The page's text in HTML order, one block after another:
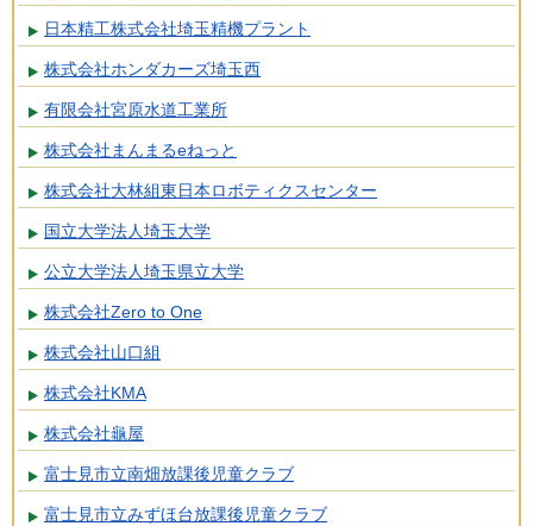
日本精工株式会社埼玉精機プラント
株式会社ホンダカーズ埼玉西
有限会社宮原水道工業所
株式会社まんまるeねっと
株式会社大林組東日本ロボティクスセンター
国立大学法人埼玉大学
公立大学法人埼玉県立大学
株式会社Zero to One
株式会社山口組
株式会社KMA
株式会社龜屋
富士見市立南畑放課後児童クラブ
富士見市立みずほ台放課後児童クラブ